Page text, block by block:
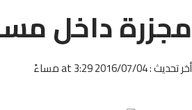
مجزرة داخل
أخر تحديث : 2016/07/04 at 3:29 مساءً